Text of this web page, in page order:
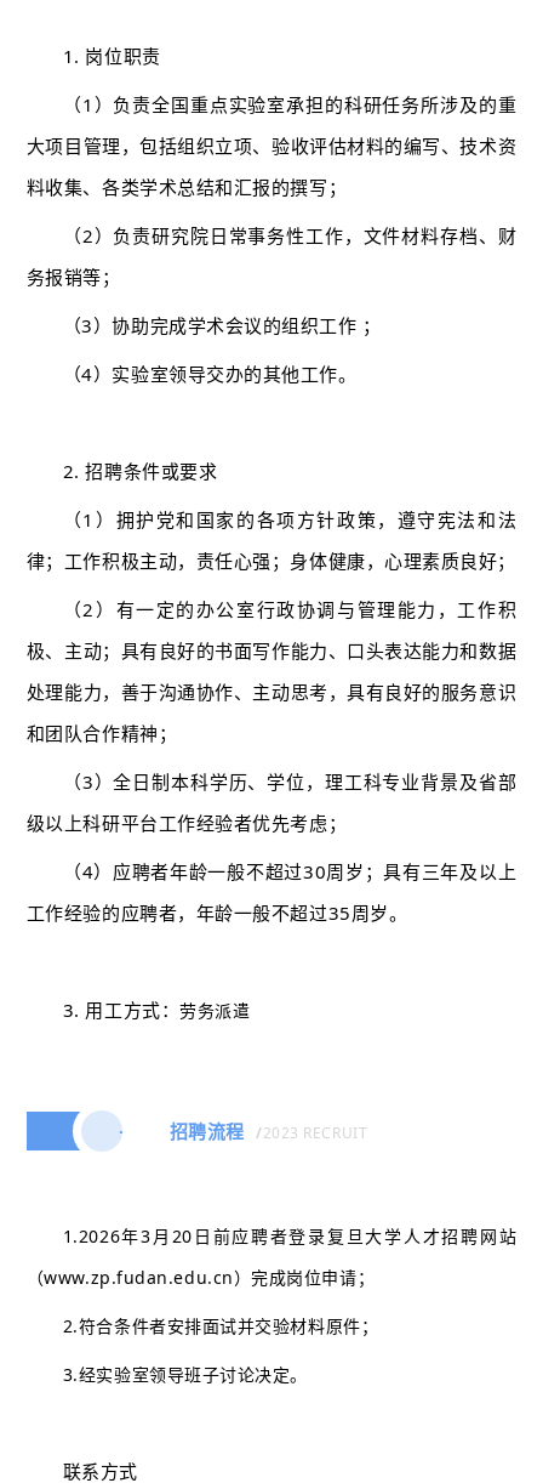
1. 岗位职责
（1）负责全国重点实验室承担的科研任务所涉及的重
大项目管理，包括组织立项、验收评估材料的编写、技术资
料收集、各类学术总结和汇报的撰写；
（2）负责研究院日常事务性工作，文件材料存档、财
务报销等；
（3）协助完成学术会议的组织工作 ；
（4）实验室领导交办的其他工作。
2. 招聘条件或要求
（1）拥护党和国家的各项方针政策，遵守宪法和法
律；工作积极主动，责任心强；身体健康，心理素质良好；
（2）有一定的办公室行政协调与管理能力，工作积
极、主动；具有良好的书面写作能力、口头表达能力和数据
处理能力，善于沟通协作、主动思考，具有良好的服务意识
和团队合作精神；
（3）全日制本科学历、学位，理工科专业背景及省部
级以上科研平台工作经验者优先考虑；
（4）应聘者年龄一般不超过30周岁；具有三年及以上
工作经验的应聘者，年龄一般不超过35周岁。
3. 用工方式：劳务派遣
三 招聘流程 /2023 RECRUIT
1.2026年3月20日前应聘者登录复旦大学人才招聘网站
（www.zp.fudan.edu.cn）完成岗位申请；
2.符合条件者安排面试并交验材料原件；
3.经实验室领导班子讨论决定。
联系方式